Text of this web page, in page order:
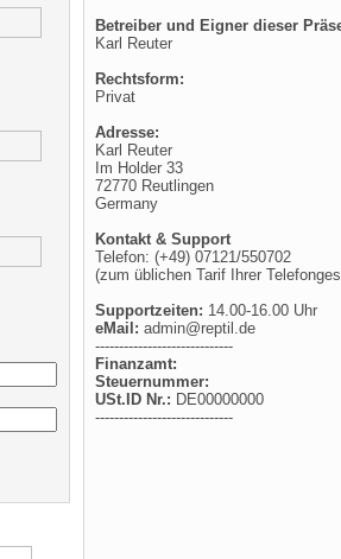
Betreiber und Eigner dieser
Karl Reuter
Rechtsform:
Privat
Adresse:
Karl Reuter
Im Holder 33
72770 Reutlingen
Germany
Kontakt & Support
Telefon: (+49) 07121/550702
(zum üblichen Tarif Ihrer
Supportzeiten: 14.00-16.00 Uhr
eMail: admin@reptil.de
-----------------------------
Finanzamt:
Steuernummer:
USt.ID Nr.: DE00000000
-----------------------------